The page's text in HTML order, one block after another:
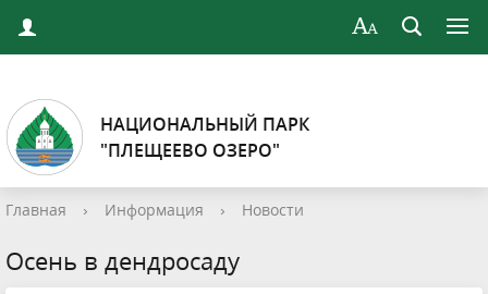
НАЦИОНАЛЬНЫЙ ПАРК
"ПЛЕЩЕЕВО ОЗЕРО"
Главная › Информация › Новости
Осень в дендросаду